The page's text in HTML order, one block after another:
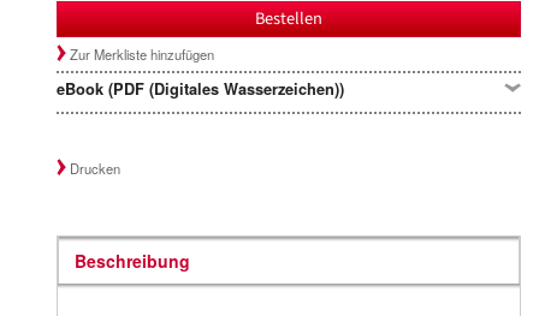
Bestellen
Zur Merkliste hinzufügen
eBook (PDF (Digitales Wasserzeichen))
Drucken
Beschreibung